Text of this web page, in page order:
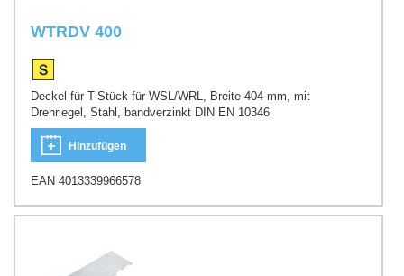
WTRDV 400
Deckel für T-Stück für WSL/WRL, Breite 404 mm, mit
Drehriegel, Stahl, bandverzinkt DIN EN 10346
Hinzufügen
EAN 4013339966578